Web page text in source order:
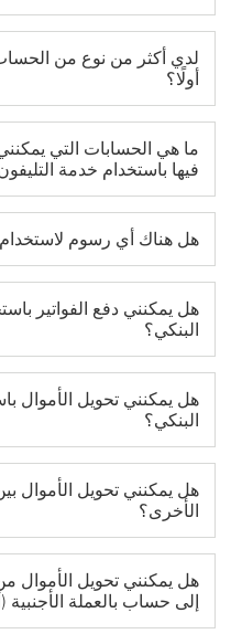
لدي أكثر من نوع من
أولًا؟
ما هي الحسابات التي
فيها باستخدام خدمة
هل هناك أي رسوم لاستخدام
هل يمكنني دفع الفواتير
البنكي؟
هل يمكنني تحويل الأموال
البنكي؟
هل يمكنني تحويل الأموال
الأخرى؟
هل يمكنني تحويل الأموال
إلى حساب بالعملة